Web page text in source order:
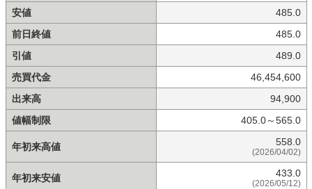
安値
485.0
前日終値
485.0
引値
489.0
売買代金
46,454,600
出来高
94,900
値幅制限
405.0～565.0
年初来高値 558.0
(2026/04/02)
年初来安値 433.0
(2026/05/12)